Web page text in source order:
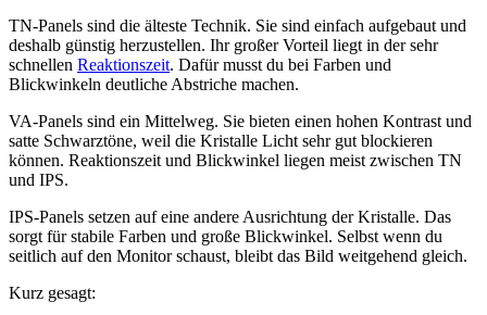
TN-Panels sind die älteste Technik. Sie sind einfach aufgebaut und
deshalb günstig herzustellen. Ihr großer Vorteil liegt in der sehr
schnellen Reaktionszeit. Dafür musst du bei Farben und
Blickwinkeln deutliche Abstriche machen.
VA-Panels sind ein Mittelweg. Sie bieten einen hohen Kontrast und
satte Schwarztöne, weil die Kristalle Licht sehr gut blockieren
können. Reaktionszeit und Blickwinkel liegen meist zwischen TN
und IPS.
IPS-Panels setzen auf eine andere Ausrichtung der Kristalle. Das
sorgt für stabile Farben und große Blickwinkel. Selbst wenn du
seitlich auf den Monitor schaust, bleibt das Bild weitgehend gleich.
Kurz gesagt: